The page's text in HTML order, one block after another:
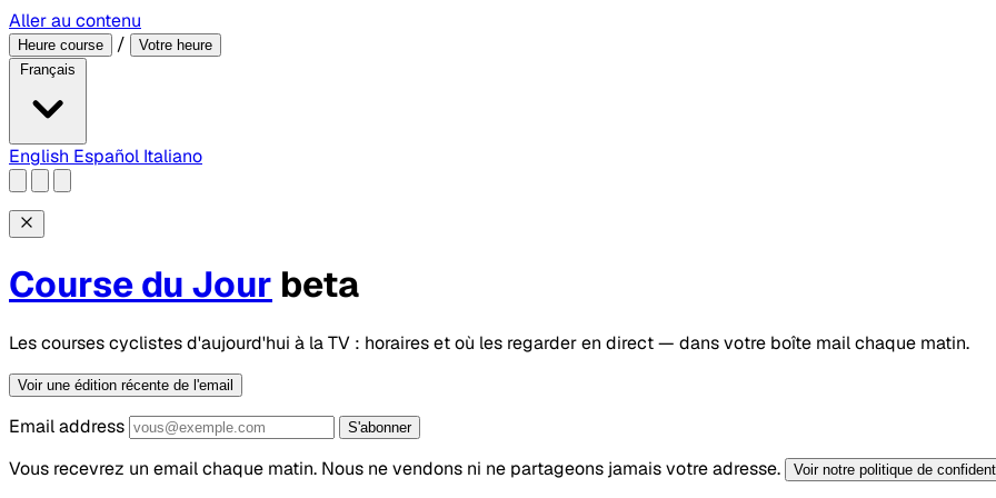
Aller au contenu
Heure course /
Votre heure
English Español Italiano
Course du Jour beta
Les courses cyclistes d'aujourd'hui à la TV : horaires et où les regarder en direct — dans votre boîte mail chaque matin.
Voir une édition récente de l'email
Email address S'abonner
Vous recevrez un email chaque matin. Nous ne vendons ni ne partageons jamais votre adresse. Voir notre politique de